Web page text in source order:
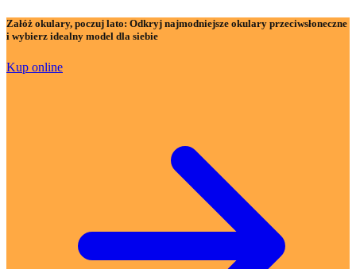
Załóż okulary, poczuj lato: Odkryj najmodniejsze okulary przeciwsłoneczne
i wybierz idealny model dla siebie
Kup online